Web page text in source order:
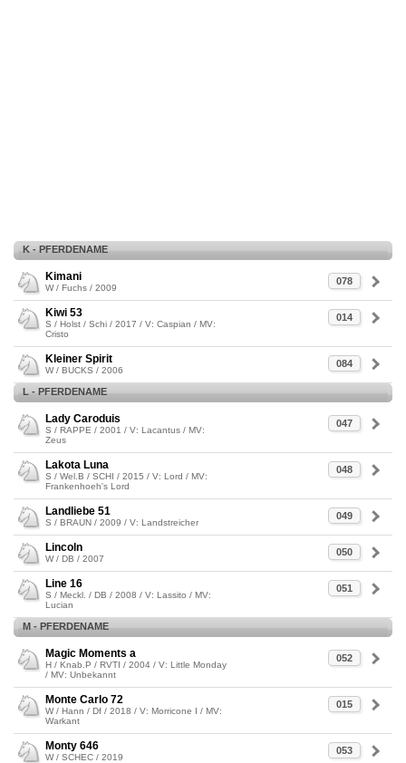
K - PFERDENAME
078
Kimani
W / Fuchs / 2009
014
Kiwi 53
S / Holst / Schi / 2017 / V: Caspian / MV:
Cristo
084
Kleiner Spirit
W / BUCKS / 2006
L - PFERDENAME
047
Lady Caroduis
S / RAPPE / 2001 / V: Lacantus / MV:
Zeus
048
Lakota Luna
S / Wel.B / SCHI / 2015 / V: Lord / MV:
Frankenhoeh's Lord
049
Landliebe 51
S / BRAUN / 2009 / V: Landstreicher
050
Lincoln
W / DB / 2007
051
Line 16
S / Meckl. / DB / 2008 / V: Lassito / MV:
Lucian
M - PFERDENAME
052
Magic Moments a
H / Knab.P / RVTI / 2004 / V: Little Monday
/ MV: Unbekannt
015
Monte Carlo 72
W / Hann / Df / 2018 / V: Morricone I / MV:
Warkant
053
Monty 646
W / SCHEC / 2019